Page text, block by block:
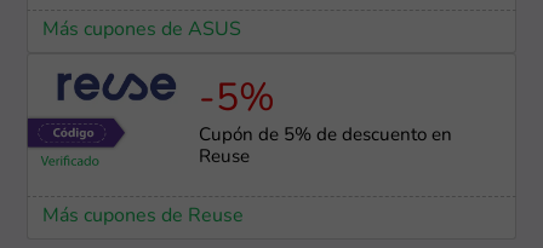
Más cupones de ASUS
-5%
Cupón de 5% de descuento en
Reuse
Más cupones de Reuse